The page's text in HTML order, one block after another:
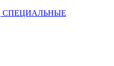
СПЕЦИАЛЬНЫЕ